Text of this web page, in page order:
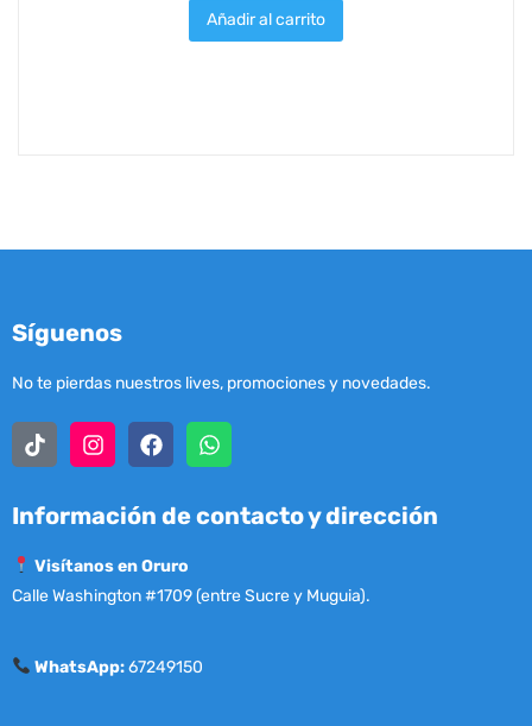
Añadir al carrito
Síguenos
No te pierdas nuestros lives, promociones y novedades.
Información de contacto y dirección
Visítanos en Oruro
Calle Washington #1709 (entre Sucre y Muguia).
WhatsApp:67249150